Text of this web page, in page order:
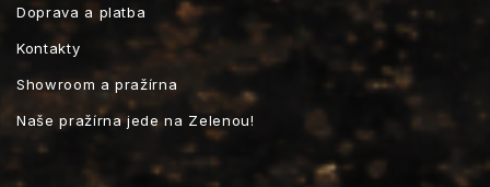
Doprava a platba
Kontakty
Showroom a pražírna
Naše pražírna jede na Zelenou!